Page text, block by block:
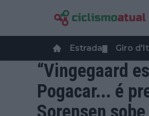
Estrada Giro
“Vingegaard
Pogacar... é